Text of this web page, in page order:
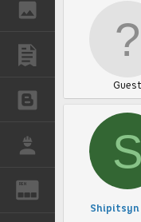
ПУБЛИКАЦИИ
БЛОГИ
РАБОТА
REN
Guest
S
Shipitsyn